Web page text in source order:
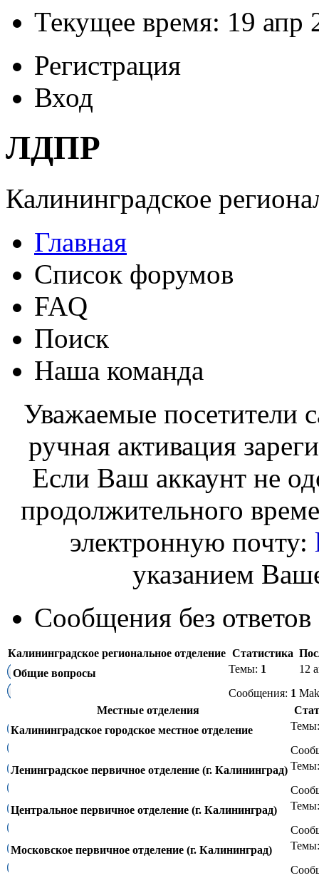
Текущее время: 19 апр
Регистрация
Вход
ЛДПР
Калининградское
Главная
Список форумов
FAQ
Поиск
Наша команда
Уважаемые посетители
ручная активация
Если Ваш аккаунт не
продолжительного
электронную почту:
указанием
Сообщения без
Калининградское региональное отделение Статистика
Общие вопросы
Темы: 1
Сообщения: 1
12
Местные отделения
Калининградское городское местное отделение
Ленинградское первичное отделение (г. Калининград)
Центральное первичное отделение (г. Калининград)
Московское первичное отделение (г. Калининград)